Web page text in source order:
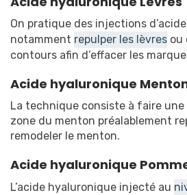
On pratique des injections
notamment repulper les lèvres ou
contours afin d’effacer les
Acide hyaluronique
La technique consiste à faire
zone du menton préalablement
remodeler le menton.
Acide hyaluronique
L’acide hyaluronique injecté au